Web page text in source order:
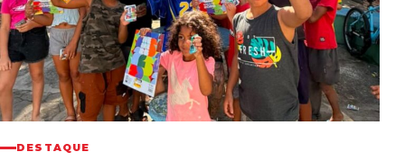
DESTAQUE